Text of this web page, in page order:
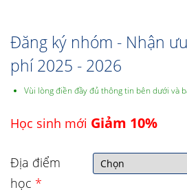
Đăng ký nhóm - Nhận
phí 2025 - 2026
Vùi lòng điền đầy đủ thông tin bên dưới và
Học sinh mới Giảm 10%
Địa điểm
học *